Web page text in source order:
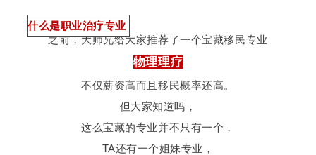
什么是职业治疗专业
之前，大师兄给大家推荐了一个宝藏移民专业
物理理疗
不仅薪资高而且移民概率还高。
但大家知道吗，
这么宝藏的专业并不只有一个，
TA还有一个姐妹专业，